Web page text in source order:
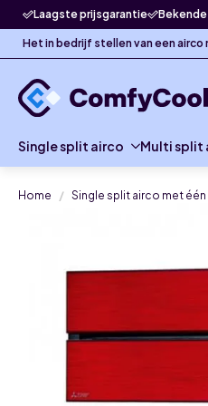
Laagste prijsgarantie
Het in bedrijf stellen van een
Single split airco Multi split
Home Single split airco met